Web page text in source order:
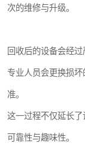
次的维修与升级。
回收后的设备会经
专业人员会更换损
准。
这一过程不仅延长
可靠性与趣味性。